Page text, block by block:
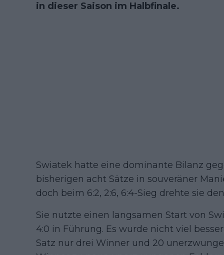
in dieser Saison im Halbfinale.
Swiatek hatte eine dominante Bilanz
bisherigen acht Sätze in souveräner
doch beim 6:2, 2:6, 6:4-Sieg drehte sie
Sie nutzte einen langsamen Start von
4:0 in Führung. Es wurde nicht viel
Satz nur drei Winner und 20